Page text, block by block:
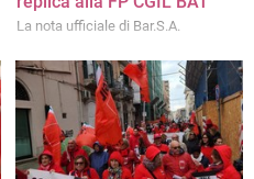
La nota ufficiale di Bar.S.A.